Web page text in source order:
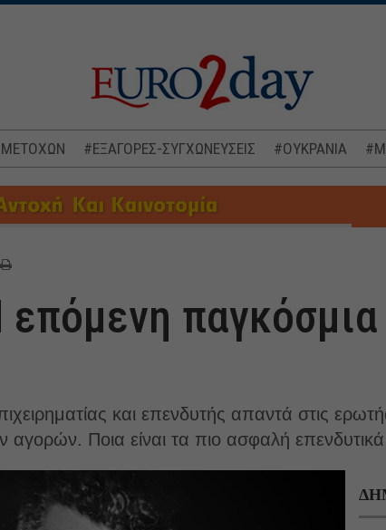
ΜΕΤΟΧΩΝ #ΕΞΑΓΟΡΕΣ-ΣΥΓΧΩΝΕΥΣΕΙΣ #ΟΥΚΡΑΝΙΑ
παγκόσμια
και επενδυτής απαντά στις
αγορών. Ποια είναι τα πιο ασφαλή